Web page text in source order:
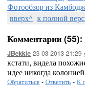
Фотообзор из
вверх^ к полной
Комментарии (55):
JBekkie 23-03-2013-21:29
кстати, видела
идее никогда
Обратиться - Ответить - К